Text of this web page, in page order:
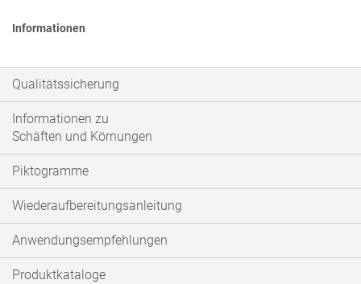
Informationen
Qualitätssicherung
Informationen zu
Schäften und Körnungen
Piktogramme
Wiederaufbereitungsanleitung
Anwendungsempfehlungen
Produktkataloge